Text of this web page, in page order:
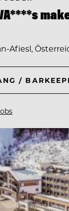
Afiesl,
CHEF DE RANG /